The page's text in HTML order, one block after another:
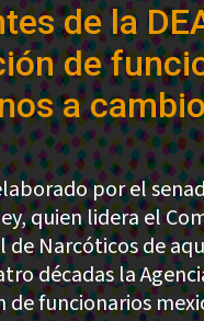
de la
de
a
por el
quien lidera el
Narcóticos de
décadas la
de funcionarios